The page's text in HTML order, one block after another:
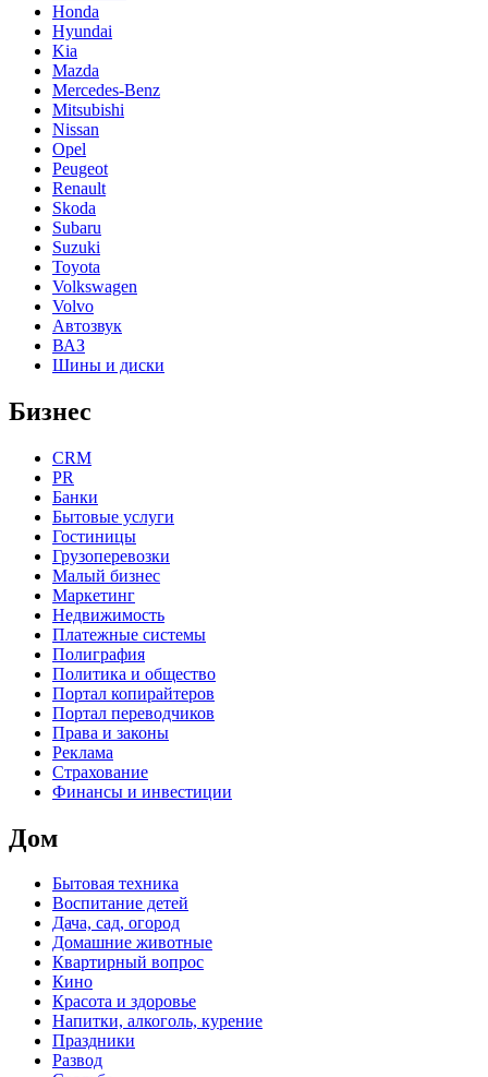
Honda
Hyundai
Kia
Mazda
Mercedes-Benz
Mitsubishi
Nissan
Opel
Peugeot
Renault
Skoda
Subaru
Suzuki
Toyota
Volkswagen
Volvo
Автозвук
ВАЗ
Шины и диски
Бизнес
CRM
PR
Банки
Бытовые услуги
Гостиницы
Грузоперевозки
Малый бизнес
Маркетинг
Недвижимость
Платежные системы
Полиграфия
Политика и общество
Портал копирайтеров
Портал переводчиков
Права и законы
Реклама
Страхование
Финансы и инвестиции
Дом
Бытовая техника
Воспитание детей
Дача, сад, огород
Домашние животные
Квартирный вопрос
Кино
Красота и здоровье
Напитки, алкоголь, курение
Праздники
Развод